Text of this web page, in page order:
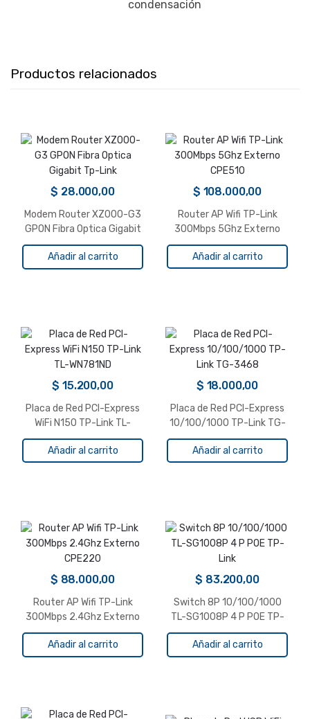
condensación
Productos relacionados
$ 28.000,00
Modem Router XZ000-G3
GPON Fibra Optica Gigabit
Tp-Link
Añadir al carrito
$ 108.000,00
Router AP Wifi TP-Link
300Mbps 5Ghz Externo
CPE510
Añadir al carrito
$ 15.200,00
Placa de Red PCI-Express
WiFi N150 TP-Link TL-
WN781ND
Añadir al carrito
$ 18.000,00
Placa de Red PCI-Express
10/100/1000 TP-Link TG-
3468
Añadir al carrito
$ 88.000,00
Router AP Wifi TP-Link
300Mbps 2.4Ghz Externo
CPE220
Añadir al carrito
$ 83.200,00
Switch 8P 10/100/1000
TL-SG1008P 4 P POE TP-
Link
Añadir al carrito